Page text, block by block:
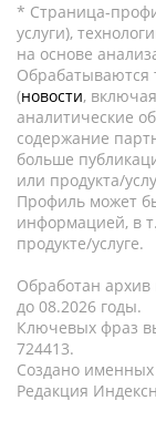
* Страница-
услуги),
на основе
Обрабатываются
(новости,
аналитические
содержание
больше
или продукта/
Профиль может
информацией, в
продукте/услуге.
Обработан архив
до 08.2026 годы.
Ключевых фраз
724413.
Создано именных
Редакция